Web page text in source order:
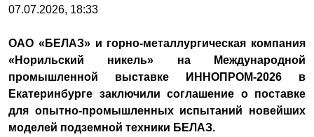
07.07.2026, 18:33
ОАО «БЕЛАЗ» и горно-металлургическая компания
«Норильский никель» на Международной
промышленной выставке ИННОПРОМ-2026 в
Екатеринбурге заключили соглашение о поставке
для опытно-промышленных испытаний новейших
моделей подземной техники БЕЛАЗ.